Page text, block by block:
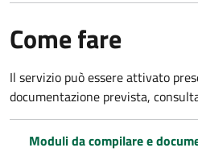
Come fare
Il servizio può essere attivato
documentazione prevista,
Moduli da compilare e